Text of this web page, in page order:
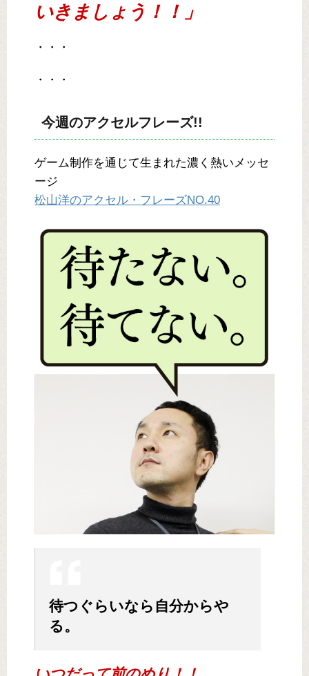
いきましょう！！」
・・・
・・・
今週のアクセルフレーズ!!
ゲーム制作を通じて生まれた濃く熱いメッセ
ージ
松山洋のアクセル・フレーズNO.40
待つぐらいなら自分からや
る。